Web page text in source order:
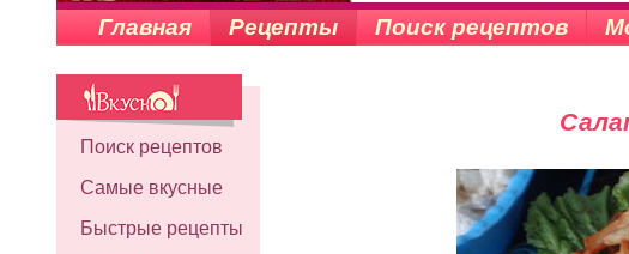
Главная Рецепты Поиск рецептов
Поиск рецептов
Самые вкусные
Быстрые рецепты